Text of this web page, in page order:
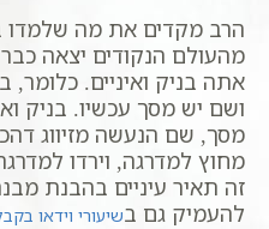
הרב מקדים את מה שלמדו
מהעולם הנקודים יצאה
אתה בניק ואיניים.
ושם יש מסך עכשיו. בניק
מסך, שם הנעשה מזיווג
מחוץ למדרגה, וירדו
זה תאיר עיניים בהבנת
להעמיק גם בשיעורי וידאו